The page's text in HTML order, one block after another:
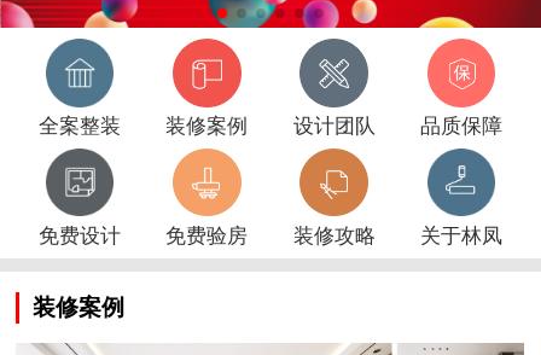
全案整装 装修案例 设计团队 品质保障
免费设计 免费验房 装修攻略 关于林凤
装修案例